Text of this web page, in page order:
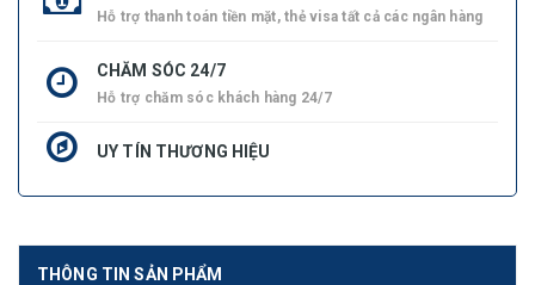
Hỗ trợ thanh toán tiền mặt, thẻ visa tất cả các ngân hàng
CHĂM SÓC 24/7
Hỗ trợ chăm sóc khách hàng 24/7
UY TÍN THƯƠNG HIỆU
THÔNG TIN SẢN PHẨM